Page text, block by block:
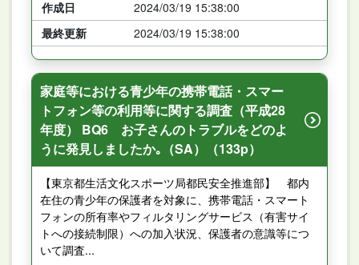
作成日
2024/03/19 15:38:00
最終更新
2024/03/19 15:38:00
家庭等における青少年の携帯電話・スマー
トフォン等の利用等に関する調査（平成28
年度） BQ6 お子さんのトラブルをどのよ
うに発見しましたか｡（SA）（133p）
【東京都生活文化スポーツ局都民安全推進部】 都内
在住の青少年の保護者を対象に、携帯電話・スマート
フォンの所有率やフィルタリングサービス（有害サイ
トへの接続制限）への加入状況、保護者の意識等につ
いて調査...